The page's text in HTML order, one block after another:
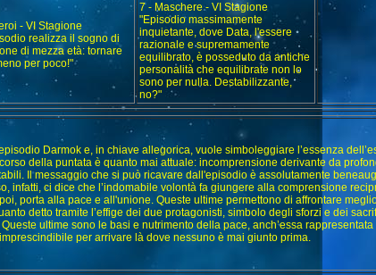
- VI Stagione
realizza il sogno di
di mezza età: tornare
per poco!"
7 - Maschere - VI Stagione
"Episodio massimamente
inquietante, dove Data, l'essere
razionale e supremamente
equilibrato, è posseduto da antiche
personalità che equilibrate non lo
sono per nulla. Destabilizzante,
no?"
Darmok e, in chiave allegorica, vuole simboleggiare l’essenza
della puntata è quanto mai attuale: incomprensione derivante da
Il messaggio che si può ricavare dall'episodio è assolutamente
infatti, ci dice che l’indomabile volontà fa giungere alla comprensione
porta alla pace e all'unione. Queste ultime permettono di affrontare
detto tramite l’effige dei due protagonisti, simbolo degli sforzi e dei
ultime sono le basi e nutrimento della pace, anch’essa
per arrivare là dove nessuno è mai giunto prima.